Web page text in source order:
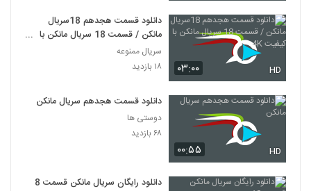
۰۳:۰۰ HD
دانلود قسمت هجدهم 18سریال
مانکن / قسمت 18 سریال مانکن با
کیفیت 4K
سریال ممنوعه
۱۸ بازدید
۰۰:۵۵ HD
دانلود قسمت هجدهم سریال مانکن
دوستی ها
۶۸ بازدید
دانلود رایگان سریال مانکن قسمت 18